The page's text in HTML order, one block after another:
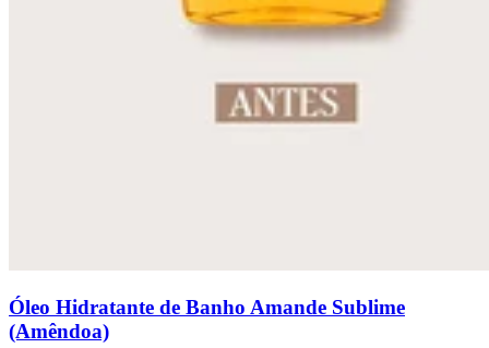
Óleo Hidratante de Banho Amande Sublime
(Amêndoa)